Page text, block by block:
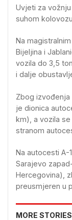
Uvjeti za
suhom
Na
Bijeljina i
vozila do 3,5
i dalje
Zbog izvođenja
je dionica
km), a vozila
stranom
Na autocesti A-
Sarajevo
Hercegovina),
preusmjeren u
MORE STORIES